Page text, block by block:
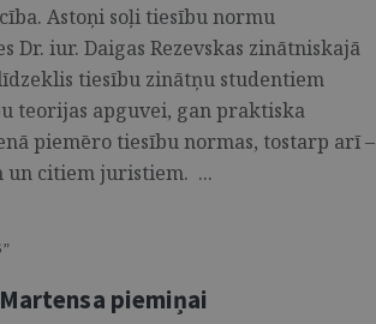
Astoņi soļi tiesību normu
Dr. iur. Daigas Rezevskas zinātniskajā
tiesību zinātņu studentiem
teorijas apguvei, gan praktiska
piemēro tiesību normas, tostarp arī –
un citiem juristiem. ...
piemiņai